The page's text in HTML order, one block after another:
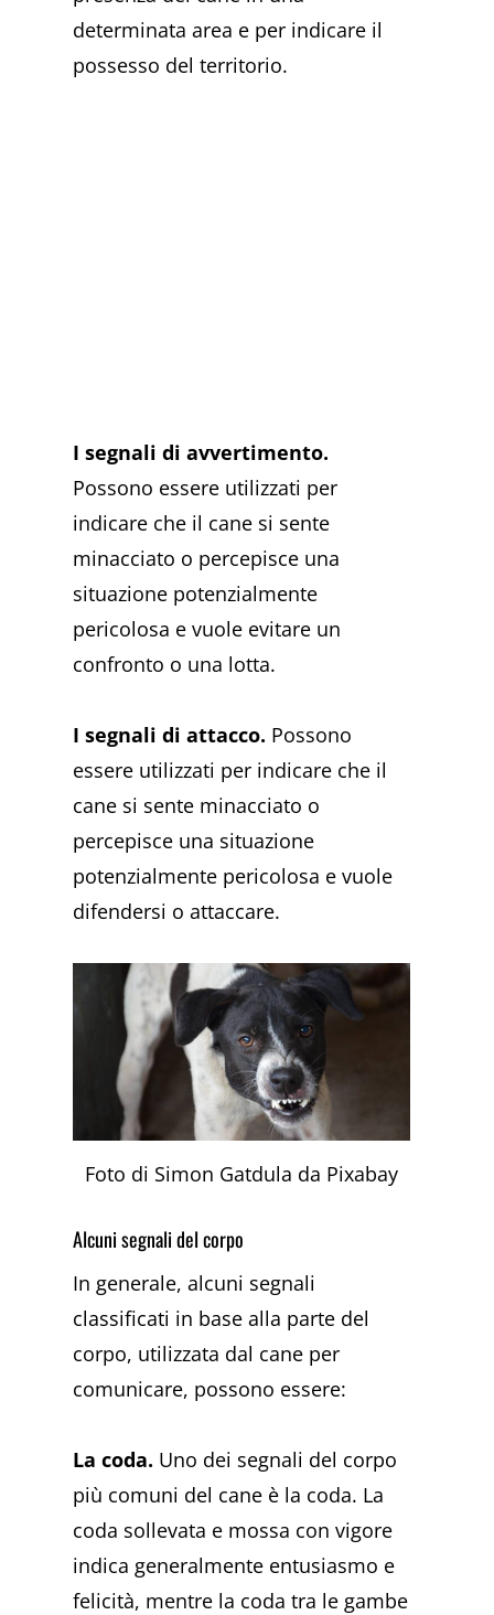
determinata area e per indicare il
possesso del territorio.
I segnali di avvertimento.
Possono essere utilizzati per
indicare che il cane si sente
minacciato o percepisce una
situazione potenzialmente
pericolosa e vuole evitare un
confronto o una lotta.
I segnali di attacco. Possono
essere utilizzati per indicare che il
cane si sente minacciato o
percepisce una situazione
potenzialmente pericolosa e vuole
difendersi o attaccare.
Foto di Simon Gatdula da Pixabay
Alcuni segnali del corpo
In generale, alcuni segnali
classificati in base alla parte del
corpo, utilizzata dal cane per
comunicare, possono essere:
La coda. Uno dei segnali del corpo
più comuni del cane è la coda. La
coda sollevata e mossa con vigore
indica generalmente entusiasmo e
felicità, mentre la coda tra le gambe